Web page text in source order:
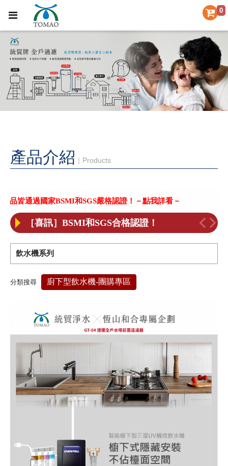
0
產品介紹 ｜Products
［統貿牌］台灣製造的優質
和SGS嚴格認證！－點我詳看－
飲水機系列
分類搜尋 廚下型飲水機-團購專區